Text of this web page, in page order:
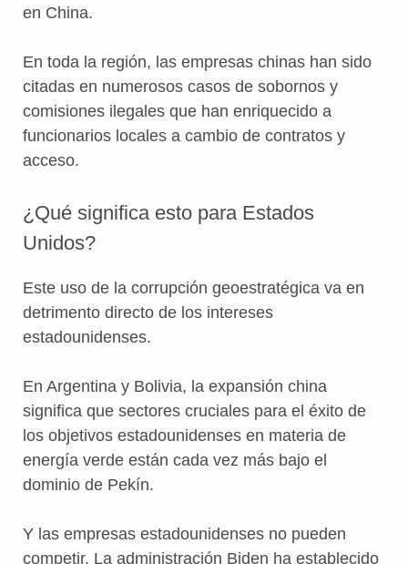
en China.
En toda la región, las empresas chinas han sido
citadas en numerosos casos de sobornos y
comisiones ilegales que han enriquecido a
funcionarios locales a cambio de contratos y
acceso.
¿Qué significa esto para Estados
Unidos?
Este uso de la corrupción geoestratégica va en
detrimento directo de los intereses
estadounidenses.
En Argentina y Bolivia, la expansión china
significa que sectores cruciales para el éxito de
los objetivos estadounidenses en materia de
energía verde están cada vez más bajo el
dominio de Pekín.
Y las empresas estadounidenses no pueden
competir. La administración Biden ha establecido